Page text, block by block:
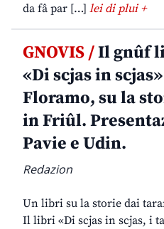
da fâ par […] lei di plui +
GNOVIS /Il gnûf
«Di scjas in
Floramo, su la
in Friûl.
Pavie e Udin.
Redazion
Un libri su la storie dai
Il libri «Di scjas in scjas, i